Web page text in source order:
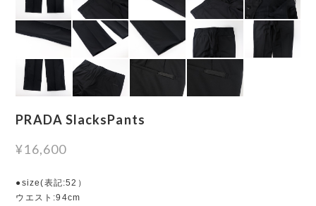
PRADA SlacksPants
¥16,600
●size(表記:52）
ウエスト:94cm